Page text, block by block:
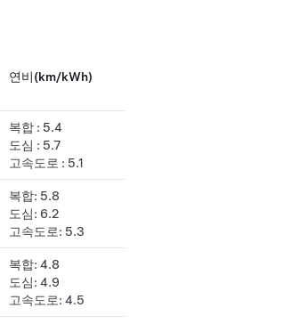
연비(km/kWh)
복합 : 5.4
도심 : 5.7
고속도로 : 5.1
복합: 5.8
도심: 6.2
고속도로: 5.3
복합: 4.8
도심: 4.9
고속도로: 4.5